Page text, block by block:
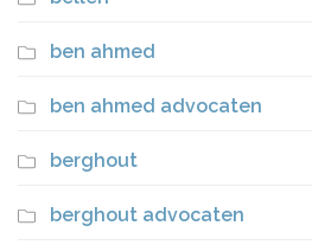
ben ahmed
ben ahmed advocaten
berghout
berghout advocaten